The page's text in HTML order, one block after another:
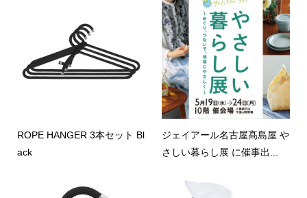
ROPE HANGER 3本セット Bl
ack
ジェイアール名古屋髙島屋 や
さしい暮らし展 に催事出...